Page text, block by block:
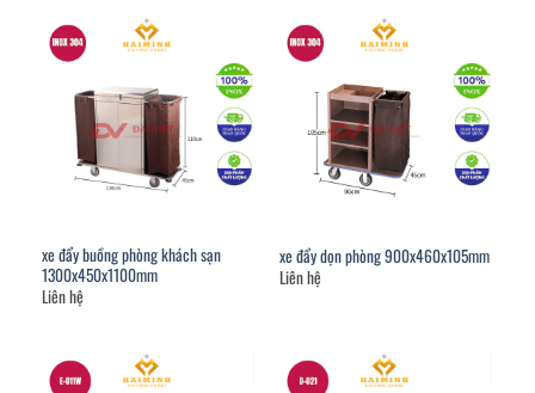
xe đẩy buồng phòng khách sạn
1300x450x1100mm
Liên hệ
xe đẩy dọn phòng 900x460x105mm
Liên hệ